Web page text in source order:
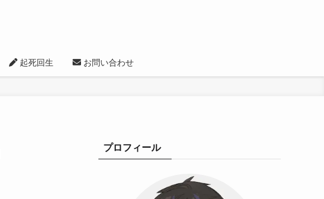
起死回生 お問い合わせ
プロフィール